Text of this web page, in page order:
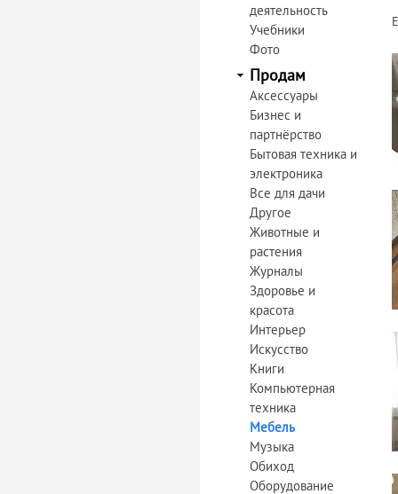
деятельность
Учебники
Фото
Продам
Аксессуары
Бизнес и
партнёрство
Бытовая техника и
электроника
Все для дачи
Другое
Животные и
растения
Журналы
Здоровье и
красота
Интерьер
Искусство
Книги
Компьютерная
техника
Мебель
Музыка
Обиход
Оборудование